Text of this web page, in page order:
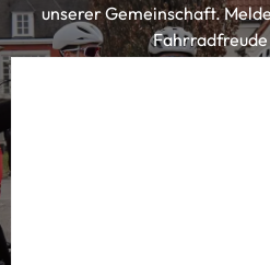
unserer Gemeinschaft.